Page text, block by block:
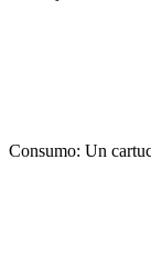
Consumo: Un